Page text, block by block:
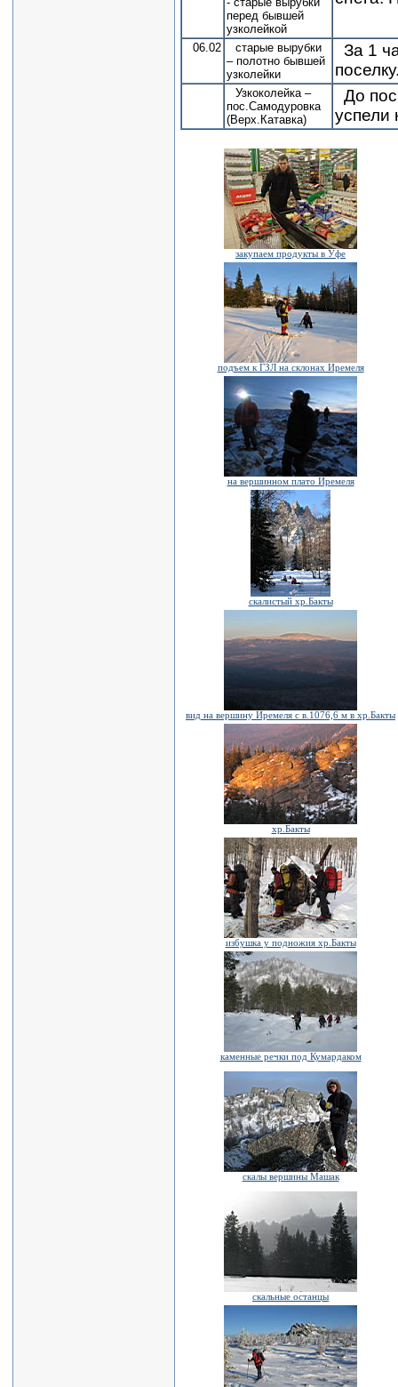
перед бывшей
узколейкой
06.02
старые вырубки
– полотно бывшей
узколейки
За 1
Узкоколейка –
пос.Самодуровка
(Верх.Катавка)
До
успели
закупаем продукты в Уфе
подъем к ГЗЛ на склонах Иремеля
на вершинном плато Иремеля
скалистый хр.Бакты
вид на вершину Иремеля с в.1076,6 м в хр.Бакты
хр.Бакты
избушка у подножия хр.Бакты
каменные речки под Кумардаком
скалы вершины Машак
скальные останцы